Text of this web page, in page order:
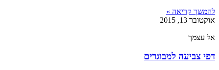
להמשך קריאה »
אוקטובר 13, 2015
אל עצמך
דפי צביעה למבוגרים